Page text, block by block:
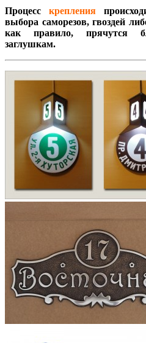
Процесс крепления
выбора саморезов, гвоздей
как правило, прячутся
заглушкам.